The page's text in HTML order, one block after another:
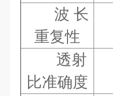
波 长
重复性
透射
比准确度